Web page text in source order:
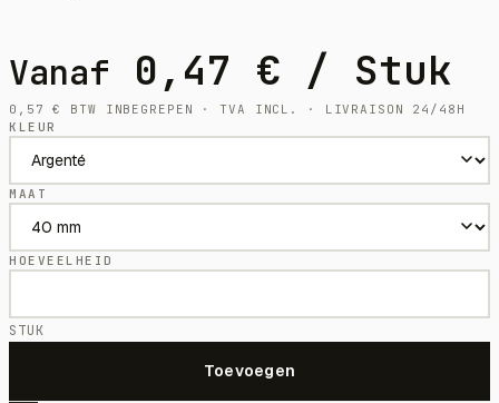
Vanaf 0,47 € / Stuk
0,57€
BTW INBEGREPEN · TVA INCL. · LIVRAISON 24/48H
KLEUR
MAAT
HOEVEELHEID
STUK